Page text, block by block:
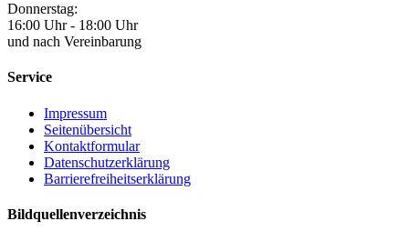
Donnerstag:
16:00 Uhr - 18:00 Uhr
und nach Vereinbarung
Service
Impressum
Seitenübersicht
Kontaktformular
Datenschutzerklärung
Barrierefreiheitserklärung
Bildquellenverzeichnis